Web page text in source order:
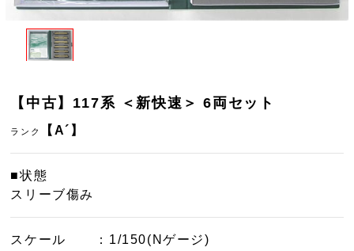
【中古】117系 ＜新快速＞ 6両セット
ランク 【A´】
■状態
スリーブ傷み
スケール
：1/150(Nゲージ)